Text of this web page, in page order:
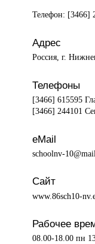
Телефон: [3466]
Адрес
Россия, г.
Телефоны
[3466] 615595
[3466] 244101
eMail
schoolnv-
Сайт
www.86sch10-
Рабочее
08.00-18.00 пн